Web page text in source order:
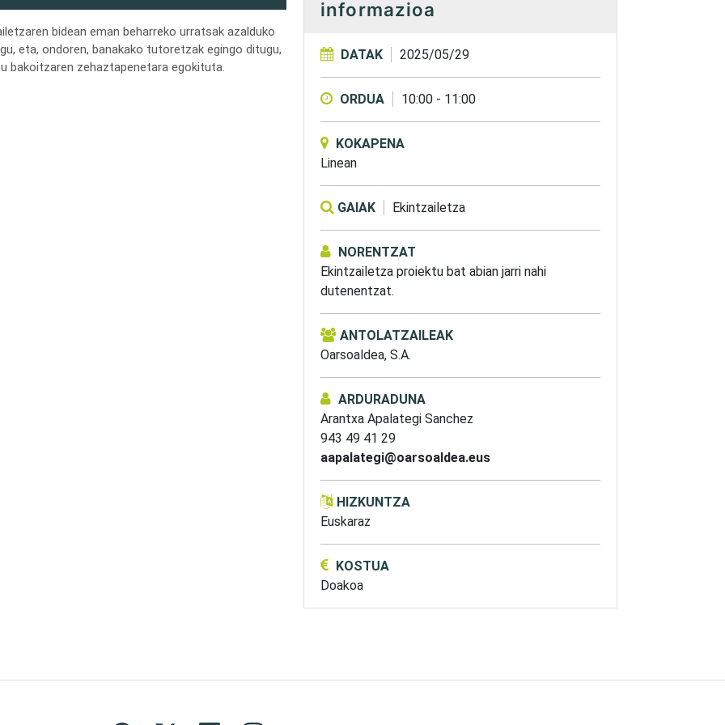
bidean eman beharreko urratsak azalduko
eta, ondoren, banakako tutoretzak egingo ditugu,
bakoitzaren zehaztapenetara egokituta.
informazioa
DATAK 2025/05/29
ORDUA 10:00 - 11:00
KOKAPENA
Linean
GAIAK Ekintzailetza
NORENTZAT
Ekintzailetza proiektu bat abian jarri nahi
dutenentzat.
ANTOLATZAILEAK
Oarsoaldea, S.A.
ARDURADUNA
Arantxa Apalategi Sanchez
943 49 41 29
aapalategi@oarsoaldea.eus
HIZKUNTZA
Euskaraz
KOSTUA
Doakoa